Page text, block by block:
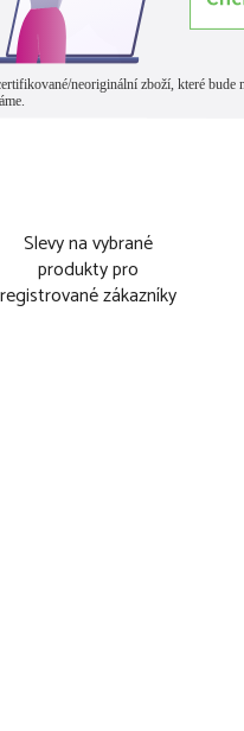
Slevy na vybrané
produkty pro
registrované zákazníky